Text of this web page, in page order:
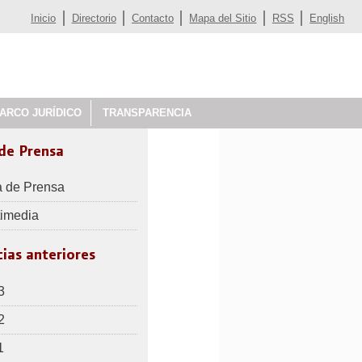
Inicio Directorio Contacto Mapa del Sitio RSS English
JURÍDICO TRANSPARENCIA
Prensa
de Prensa
anteriores